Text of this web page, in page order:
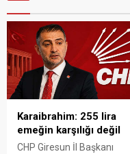
Karaibrahim: 255 lira
emeğin karşılığı değil
CHP Giresun İl Başkanı